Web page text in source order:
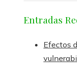
Entradas
Efectos